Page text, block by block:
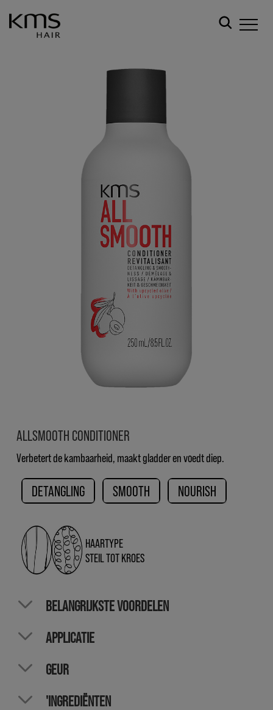
ALLSMOOTH CONDITIONER
Verbetert de kambaarheid, maakt gladder en voedt diep.
DETANGLING SMOOTH NOURISH
HAARTYPE
STEIL TOT KROES
BELANGRIJKSTE VOORDELEN
APPLICATIE
GEUR
'INGREDIËNTEN